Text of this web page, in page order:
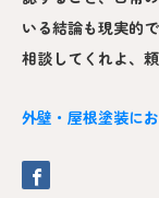
いる結論も現実的
相談してくれよ、頼
外壁・屋根塗装に